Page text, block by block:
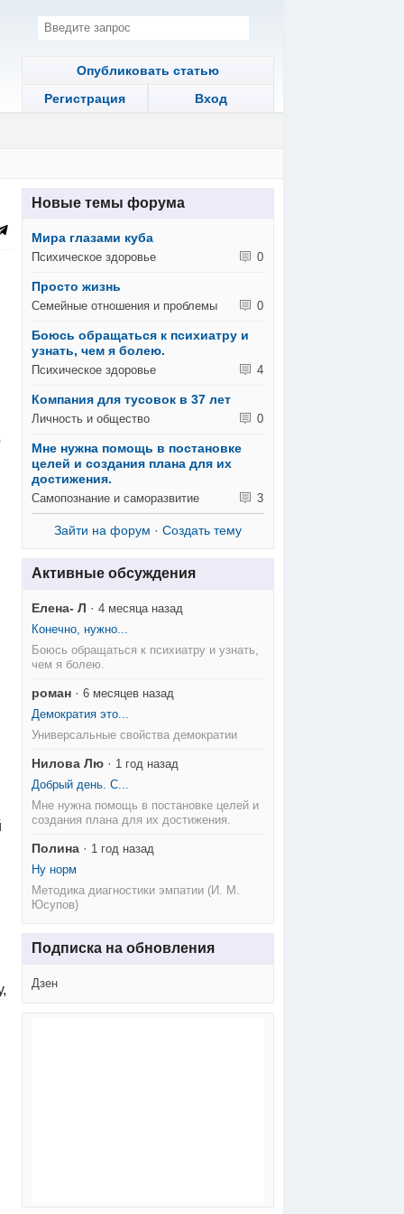
Опубликовать статью
Регистрация
Вход
Новые темы форума
Мира глазами куба
Психическое здоровье 0
Просто жизнь
Семейные отношения и проблемы 0
Боюсь обращаться к психиатру и
узнать, чем я болею.
Психическое здоровье 4
Компания для тусовок в 37 лет
Личность и общество 0
Мне нужна помощь в постановке
целей и создания плана для их
достижения.
Самопознание и саморазвитие 3
Зайти на форум · Создать тему
Активные обсуждения
Елена- Л ·4 месяца назад
Конечно, нужно...
Боюсь обращаться к психиатру и узнать,
чем я болею.
роман ·6 месяцев назад
Демократия это...
Универсальные свойства демократии
Нилова Лю · 1 год назад
Добрый день. С...
Мне нужна помощь в постановке целей и
создания плана для их достижения.
Полина · 1 год назад
Ну норм
Методика диагностики эмпатии (И. М.
Юсупов)
Подписка на обновления
Дзен